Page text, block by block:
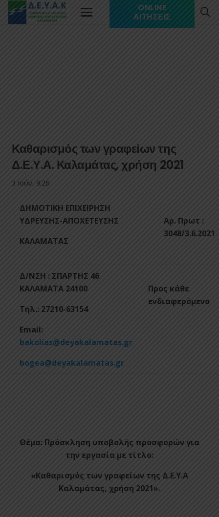
ONLINE
ΑΙΤΉΣΕΙΣ
Καθαρισμός των γραφείων της
Δ.Ε.Υ.Α. Καλαμάτας, χρήση 2021
3 Ιούν, 9:26
ΔΗΜΟΤΙΚΗ ΕΠΙΧΕΙΡΗΣΗ
ΥΔΡΕΥΣΗΣ-ΑΠΟΧΕΤΕΥΣΗΣ
ΚΑΛΑΜΑΤΑΣ
Αρ. Πρωτ :
3048/3.6.2021
Δ/ΝΣΗ : ΣΠΑΡΤΗΣ 46
ΚΑΛΑΜΑΤΑ 24100
Tηλ.: 27210-63154
Email:
bakolias@deyakalamatas.gr
bogea@deyakalamatas.gr
Προς κάθε
ενδιαφερόμενο
Θέμα: Πρόσκληση υποβολής προσφορών για
την εργασία με τίτλο:
«Καθαρισμός των γραφείων της Δ.Ε.Υ.Α
Καλαμάτας, χρήση 2021».